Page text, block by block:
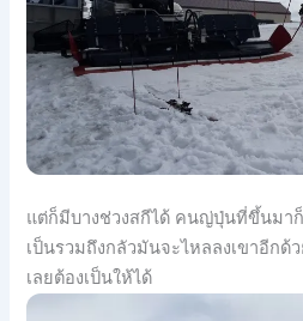
แต่ก็มีบางช่วงสกีได้ คนญ่ปุ่นที่ขึ้นมา
เป็นรวมถึงกลัวมันจะไหลลงเขาอีกด้
เลยต้องเป็นให้ได้